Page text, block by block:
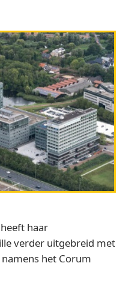
haar
verder uitgebreid met
het Corum